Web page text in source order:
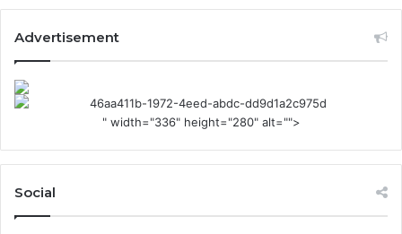
Advertisement
" width="336" height="280" alt="">
Social